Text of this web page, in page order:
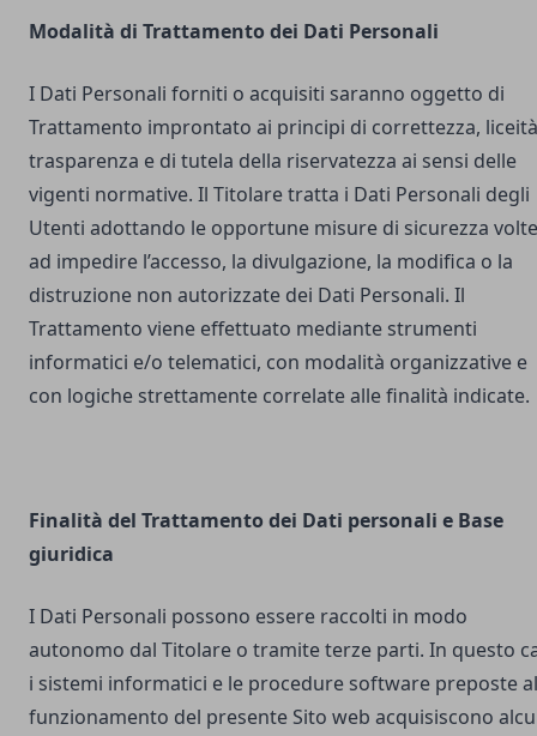
Modalità di Trattamento dei Dati Personali
I Dati Personali forniti o acquisiti saranno oggetto di
Trattamento improntato ai principi di correttezza,
trasparenza e di tutela della riservatezza ai sensi delle
vigenti normative. Il Titolare tratta i Dati Personali degli
Utenti adottando le opportune misure di sicurezza volte
ad impedire l’accesso, la divulgazione, la modifica o la
distruzione non autorizzate dei Dati Personali. Il
Trattamento viene effettuato mediante strumenti
informatici e/o telematici, con modalità organizzative e
con logiche strettamente correlate alle finalità indicate.
Finalità del Trattamento dei Dati personali e Base
giuridica
I Dati Personali possono essere raccolti in modo
autonomo dal Titolare o tramite terze parti. In questo
i sistemi informatici e le procedure software preposte al
funzionamento del presente Sito web acquisiscono